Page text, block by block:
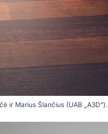
ir Marius Šlančius (UAB „A3D“).